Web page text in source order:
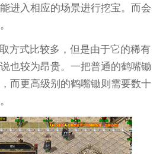
进入相应的场景进行挖宝。而会
方式比较多，但是由于它的稀有
也较为昂贵。一把普通的鹤嘴锄
而更高级别的鹤嘴锄则需要数十